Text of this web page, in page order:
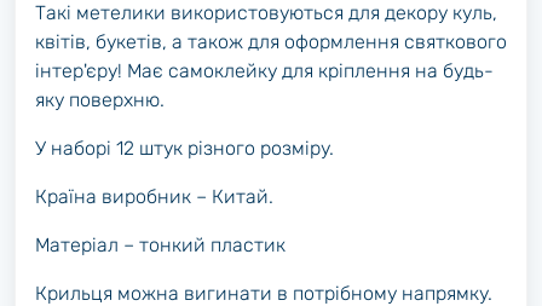
Такі метелики використовуються для декору куль,
квітів, букетів, а також для оформлення святкового
інтер'єру! Має самоклейку для кріплення на будь-
яку поверхню.
У наборі 12 штук різного розміру.
Країна виробник – Китай.
Матеріал – тонкий пластик
Крильця можна вигинати в потрібному напрямку.